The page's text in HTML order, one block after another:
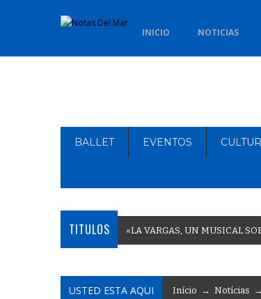
INICIO NOTICIAS
BALLET EVENTOS
TITULOS «LA VARGAS, UN MUSICAL SO
USTED ESTA AQUI Início → Notícias